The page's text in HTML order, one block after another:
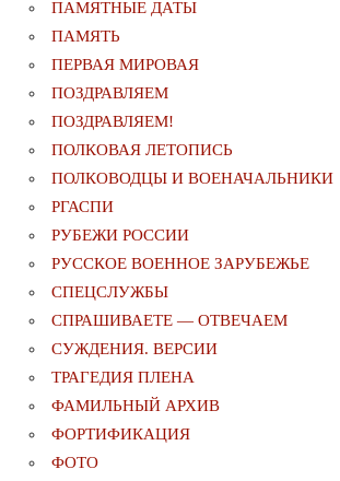
ПАМЯТНЫЕ ДАТЫ
ПАМЯТЬ
ПЕРВАЯ МИРОВАЯ
ПОЗДРАВЛЯЕМ
ПОЗДРАВЛЯЕМ!
ПОЛКОВАЯ ЛЕТОПИСЬ
ПОЛКОВОДЦЫ И ВОЕНАЧАЛЬНИКИ
РГАСПИ
РУБЕЖИ РОССИИ
РУССКОЕ ВОЕННОЕ ЗАРУБЕЖЬЕ
СПЕЦСЛУЖБЫ
СПРАШИВАЕТЕ — ОТВЕЧАЕМ
СУЖДЕНИЯ. ВЕРСИИ
ТРАГЕДИЯ ПЛЕНА
ФАМИЛЬНЫЙ АРХИВ
ФОРТИФИКАЦИЯ
ФОТО